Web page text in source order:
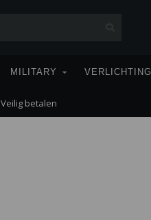
MILITARY VERLICHTING
Veilig betalen